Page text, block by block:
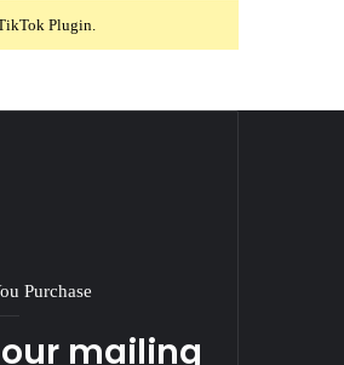
Plugin.
Purchase
mailing